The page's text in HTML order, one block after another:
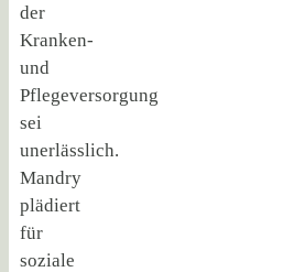
der
Kranken-
und
Pflegeversorgung
sei
unerlässlich.
Mandry
plädiert
für
soziale